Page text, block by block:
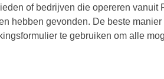
of bedrijven die opereren vanuit
hebben gevonden. De beste
te gebruiken om alle